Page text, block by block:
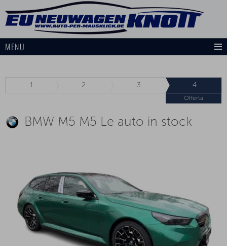
MENU
1. 2. 3. 4.
Offerta
BMW M5 M5 Le auto in stock